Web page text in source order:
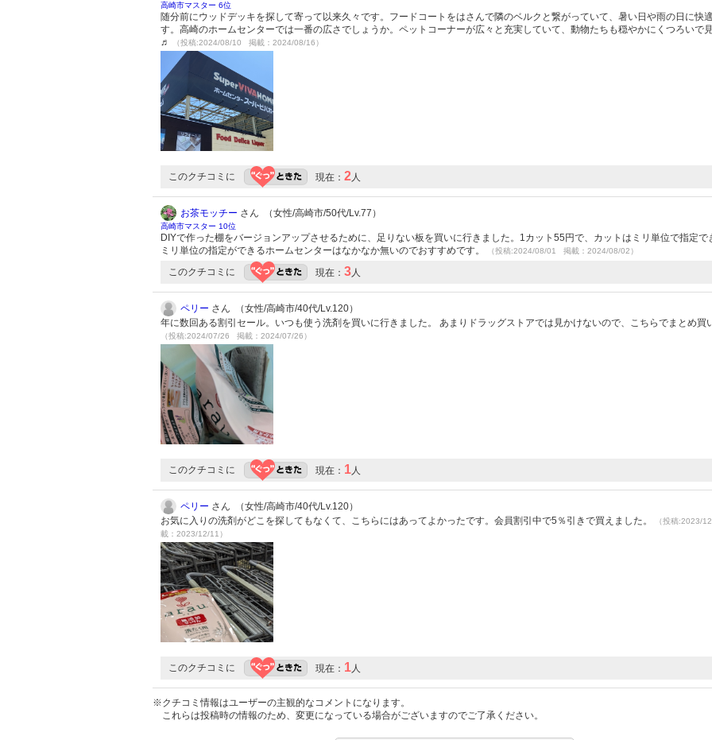
高崎市マスター 6位
随分前にウッドデッキを探して寄って以来久々です。フードコートをはさんで隣のベルクと繋がっていて、暑い日や雨の日に快
す。高崎のホームセンターでは一番の広さでしょうか。ペットコーナーが広々と充実していて、動物たちも穏やかにくつろいで
♬
（投稿:2024/08/10 掲載：2024/08/16）
このクチコミに 現在： 2人
お茶モッチー さん （女性/高崎市/50代/Lv.77）
高崎市マスター 10位
DIYで作った棚をバージョンアップさせるために、足りない板を買いに行きました。1カット55円で、カットはミリ単位で指定で
ミリ単位の指定ができるホームセンターはなかなか無いのでおすすめです。
（投稿:2024/08/01 掲載：2024/08/02）
このクチコミに 現在： 3人
ペリー さん （女性/高崎市/40代/Lv.120）
年に数回ある割引セール。いつも使う洗剤を買いに行きました。 あまりドラッグストアでは見かけないので、こちらでまとめ買
（投稿:2024/07/26 掲載：2024/07/26）
このクチコミに 現在： 1人
ペリー さん （女性/高崎市/40代/Lv.120）
お気に入りの洗剤がどこを探してもなくて、こちらにはあってよかったです。会員割引中で5％引きで買えました。
（投稿:2023/
載：2023/12/11）
このクチコミに 現在： 1人
※クチコミ情報はユーザーの主観的なコメントになります。
これらは投稿時の情報のため、変更になっている場合がございますのでご了承ください。